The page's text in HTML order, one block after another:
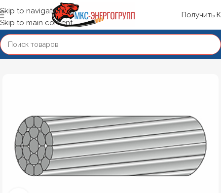
Skip to navigation
Skip to main content
Получить